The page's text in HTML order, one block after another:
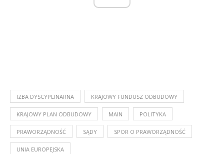
IZBA DYSCYPLINARNA KRAJOWY FUNDUSZ ODBUDOWY
KRAJOWY PLAN ODBUDOWY MAIN POLITYKA
PRAWORZĄDNOŚĆ SĄDY SPOR O PRAWORZĄDNOŚĆ
UNIA EUROPEJSKA